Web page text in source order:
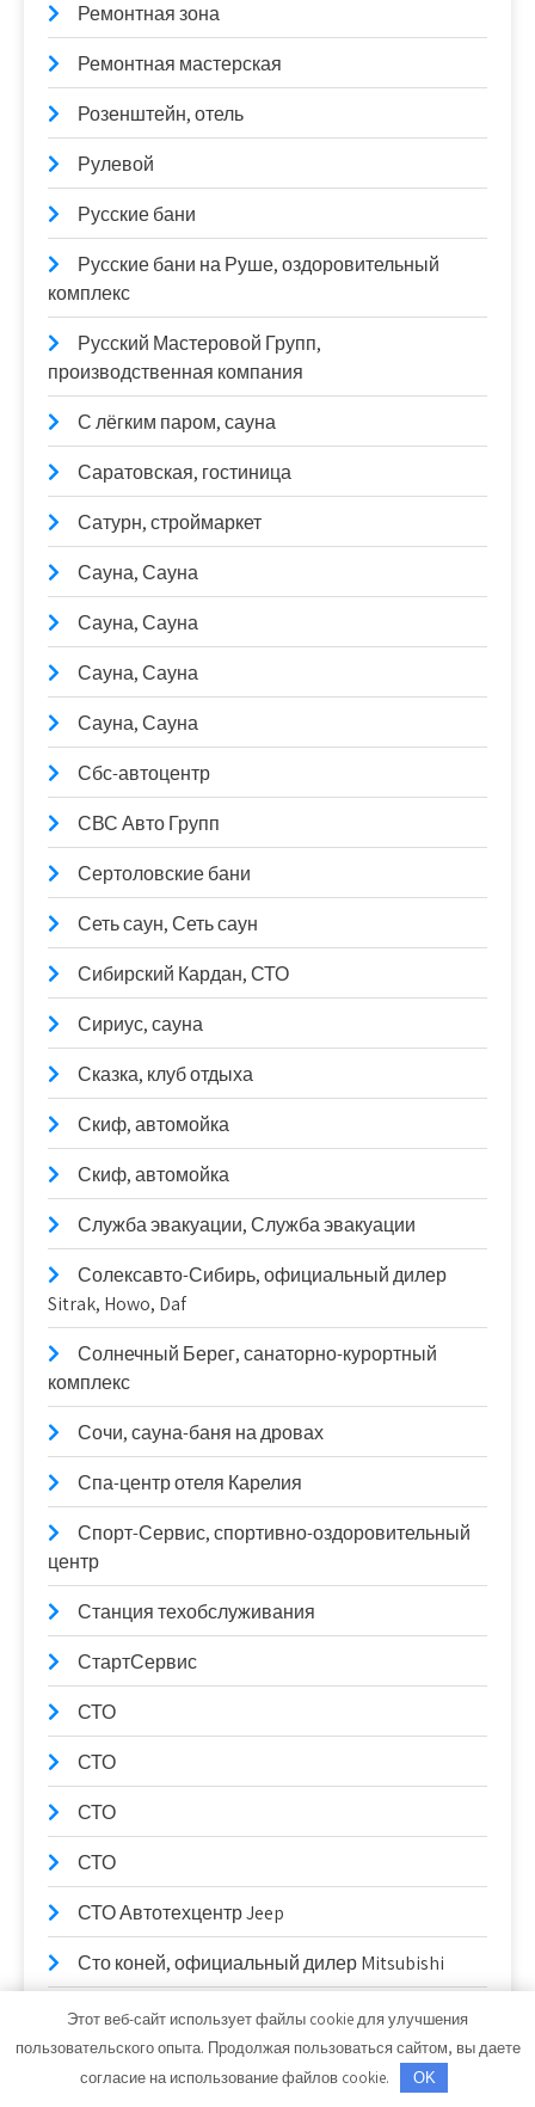
Ремонтная зона
Ремонтная мастерская
Розенштейн, отель
Рулевой
Русские бани
Русские бани на Руше, оздоровительный
комплекс
Русский Мастеровой Групп,
производственная компания
С лёгким паром, сауна
Саратовская, гостиница
Сатурн, строймаркет
Сауна, Сауна
Сауна, Сауна
Сауна, Сауна
Сауна, Сауна
Сбс-автоцентр
СВС Авто Групп
Сертоловские бани
Сеть саун, Сеть саун
Сибирский Кардан, СТО
Сириус, сауна
Сказка, клуб отдыха
Скиф, автомойка
Скиф, автомойка
Служба эвакуации, Служба эвакуации
Солексавто-Сибирь, официальный дилер
Sitrak, Howo, Daf
Солнечный Берег, санаторно-курортный
комплекс
Сочи, сауна-баня на дровах
Спа-центр отеля Карелия
Спорт-Сервис, спортивно-оздоровительный
центр
Станция техобслуживания
СтартСервис
СТО
СТО
СТО
СТО
СТО Автотехцентр Jeep
Сто коней, официальный дилер Mitsubishi
Сто коней, официальный дилер Mitsubishi
СТО Партнер-Авто
Этот веб-сайт использует файлы cookie для улучшения
пользовательского опыта. Продолжая пользоваться сайтом, вы даете
согласие на использование файлов cookie.
OK